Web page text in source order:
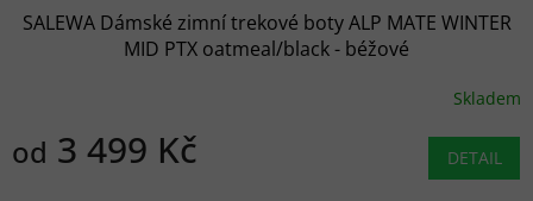
SALEWA Dámské zimní trekové boty ALP MATE WINTER
MID PTX oatmeal/black - béžové
Skladem
od 3 499 Kč DETAIL